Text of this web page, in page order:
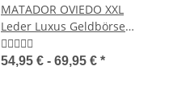
MATADOR OVIEDO XXL
Leder Luxus Geldbörse
Herren TüV RFID
54,95 € - 69,95 € *